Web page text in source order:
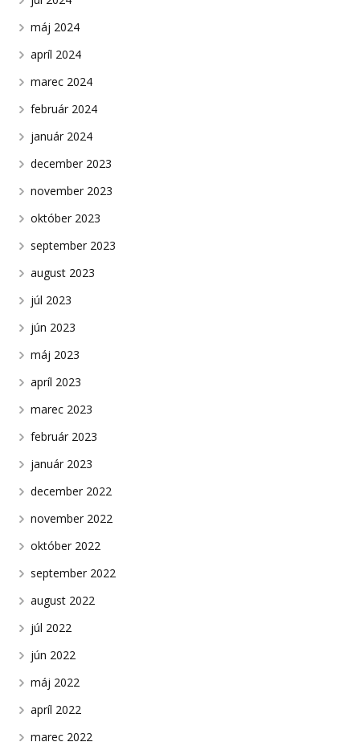
máj 2024
apríl 2024
marec 2024
február 2024
január 2024
december 2023
november 2023
október 2023
september 2023
august 2023
júl 2023
jún 2023
máj 2023
apríl 2023
marec 2023
február 2023
január 2023
december 2022
november 2022
október 2022
september 2022
august 2022
júl 2022
jún 2022
máj 2022
apríl 2022
marec 2022